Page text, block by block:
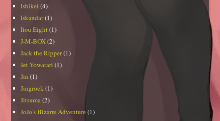
Ishikei (4)
Iskandar(1)
Itou Eight (1)
J-M-BOX(2)
Jack the Ripper(1)
Jet Yowatari (1)
Jin (1)
Jingrock (1)
Jitsuma (2)
JoJo's Bizarre Adventure (1)